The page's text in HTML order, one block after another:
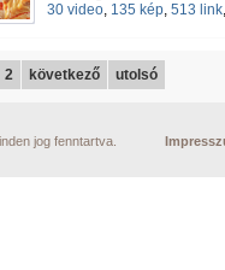
30 video, 135 kép, 513 link
2 következő utolsó
jog fenntartva.